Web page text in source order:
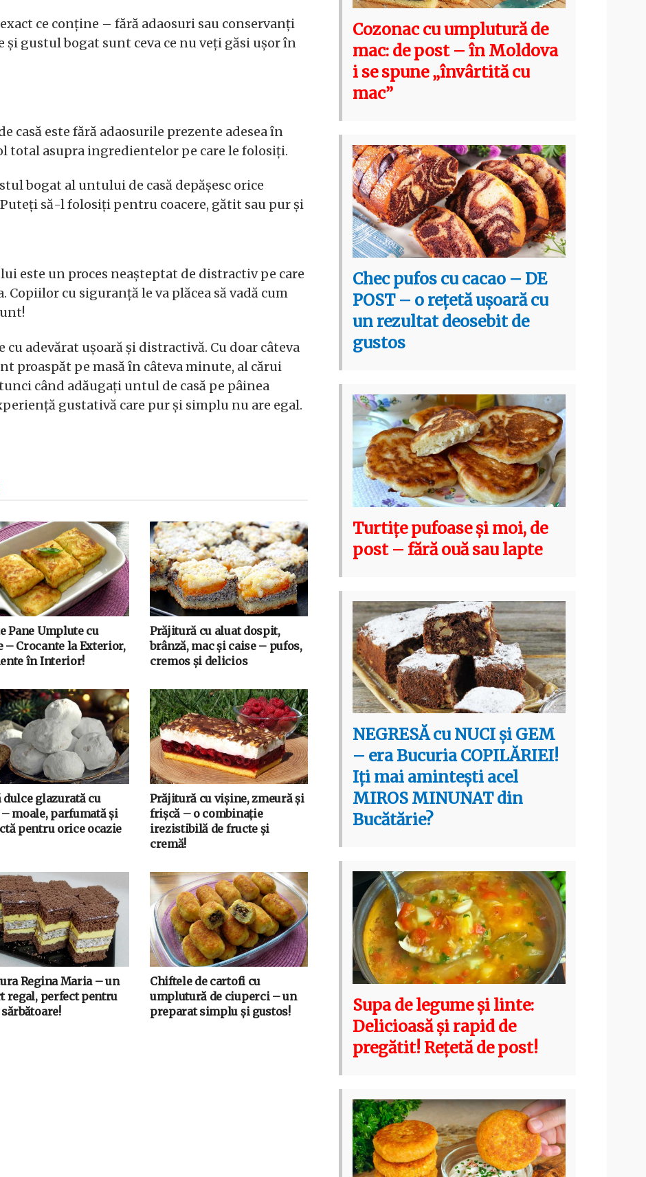
ce conține – fără adaosuri sau conservanți
gustul bogat sunt ceva ce nu veți găsi ușor în
casă este fără adaosurile prezente adesea în
total asupra ingredientelor pe care le folosiți.
bogat al untului de casă depășesc orice
să-l folosiți pentru coacere, gătit sau pur și
este un proces neașteptat de distractiv pe care
cu siguranță le va plăcea să vadă cum
adevărat ușoară și distractivă. Cu doar câteva
proaspăt pe masă în câteva minute, al cărui
când adăugați untul de casă pe pâinea
gustativă care pur și simplu nu are egal.
Pane Umplute cu
– Crocante la Exterior,
în Interior!
Prăjitură cu aluat dospit,
brânză, mac și caise – pufos,
cremos și delicios
dulce glazurată cu
– moale, parfumată și
pentru orice ocazie
Prăjitură cu vișine, zmeură și
frișcă – o combinație
irezistibilă de fructe și
cremă!
Regina Maria – un
regal, perfect pentru
Chiftele de cartofi cu
umplutură de ciuperci – un
preparat simplu și gustos!
Cozonac cu umplutură de
mac: de post – în Moldova
i se spune „învârtită cu
mac”
Chec pufos cu cacao – DE
POST – o rețetă ușoară cu
un rezultat deosebit de
gustos
Turtițe pufoase și moi, de
post – fără ouă sau lapte
NEGRESĂ cu NUCI și GEM
– era Bucuria COPILĂRIEI!
Iți mai amintești acel
MIROS MINUNAT din
Bucătărie?
Supa de legume și linte:
Delicioasă și rapid de
pregătit! Rețetă de post!